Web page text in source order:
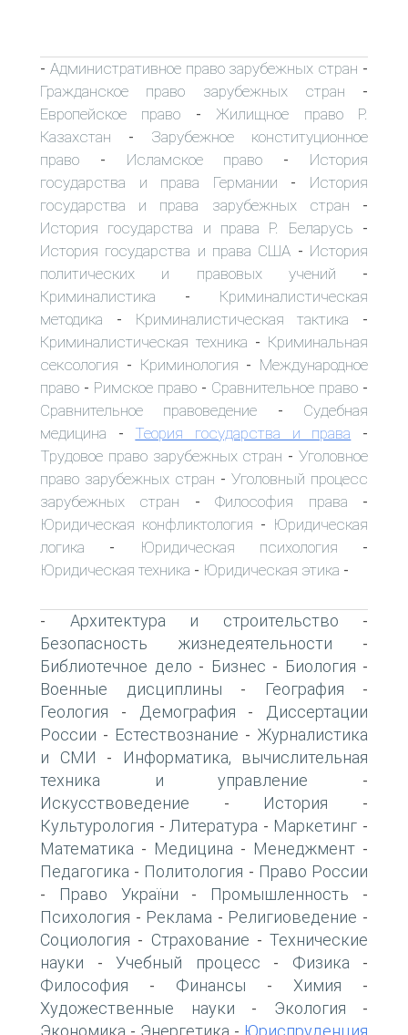
- Административное право зарубежных стран -
Гражданское право зарубежных стран -
Европейское право - Жилищное право Р.
Казахстан - Зарубежное конституционное
право - Исламское право - История
государства и права Германии - История
государства и права зарубежных стран -
История государства и права Р. Беларусь -
История государства и права США - История
политических и правовых учений -
Криминалистика - Криминалистическая
методика - Криминалистическая тактика -
Криминалистическая техника - Криминальная
сексология - Криминология - Международное
право - Римское право - Сравнительное право -
Сравнительное правоведение - Судебная
медицина - Теория государства и права -
Трудовое право зарубежных стран -Уголовное
право зарубежных стран - Уголовный процесс
зарубежных стран -Философия права -
Юридическая конфликтология - Юридическая
логика - Юридическая психология -
Юридическая техника - Юридическая этика -
- Архитектура и строительство -
Безопасность жизнедеятельности -
Библиотечное дело - Бизнес - Биология -
Военные дисциплины - География -
Геология - Демография -
Диссертации
России - Естествознание - Журналистика
и СМИ -
Информатика, вычислительная
техника и управление -
Искусствоведение - История -
Культурология - Литература - Маркетинг -
Математика - Медицина - Менеджмент -
Педагогика - Политология - Право России
- Право України - Промышленность -
Психология - Реклама - Религиоведение -
Социология - Страхование - Технические
науки - Учебный процесс - Физика -
Философия - Финансы - Химия -
Художественные науки - Экология -
Экономика Энергетика Юриспруденция